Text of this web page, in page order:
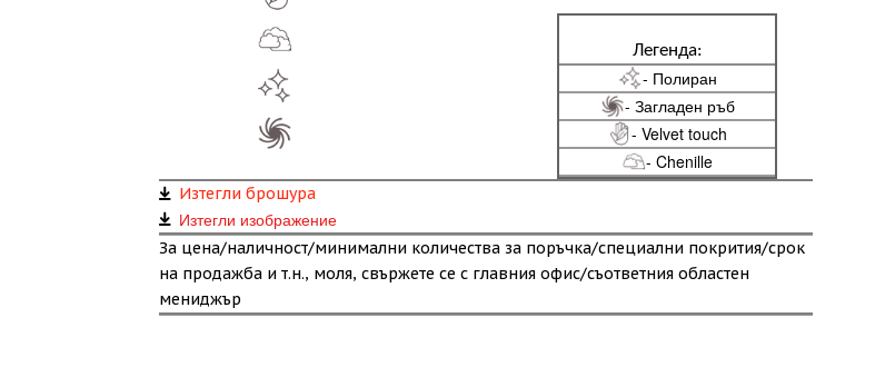
Легенда:
- Полиран
- Загладен ръб
- Velvet touch
- Chenille
Изтегли брошура
Изтегли изображение
За цена/наличност/минимални количества за поръчка/специални покрития/срок
на продажба и т.н., моля, свържете се с главния офис/съответния областен
мениджър